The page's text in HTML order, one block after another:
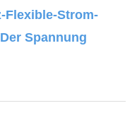
Flexible-Strom-
Spannung